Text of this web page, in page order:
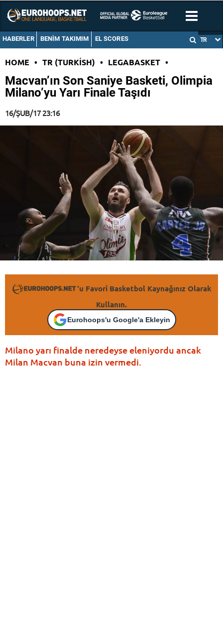
HABERLER BENIM TAKIMIM EL SCORES TR
HOME • TR (TURKISH) • LEGABASKET •
Macvan’ın Son Saniye Basketi, Olimpia
Milano’yu Yarı Finale Taşıdı
16/ŞUB/17 23:16
'u Favori Basketbol Kaynağınız Olarak
Kullanın.
Eurohoops'u Google'a Ekleyin
Milano yarı finalde neredeyse eleniyordu ancak
Milan Macvan buna izin vermedi.